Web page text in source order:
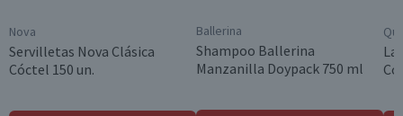
Nova
Servilletas Nova Clásica
Cóctel 150 un.
Ballerina
Shampoo Ballerina
Manzanilla Doypack 750 ml